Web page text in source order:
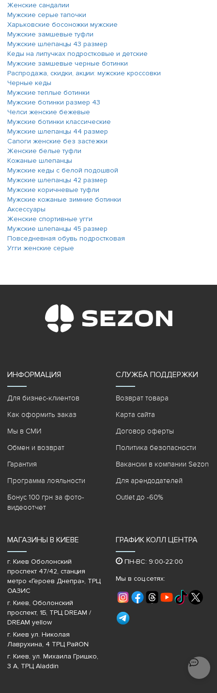
Женские сандалии
Мужские серые тапочки
Харьковские босоножки мужские
Мужские замшевые туфли
Мужские шлепанцы 43 размер
Кеды на липучках подростковые и детские
Мужские замшевые черные ботинки
Распродажа, скидки, акции: мужские кроссовки
Черные кеды
Мужские теплые ботинки
Мужские ботинки размер 43
Челси женские бежевые
Мужские ботинки классические
Мужские шлепанцы 44 размер
Сапоги женские без застежки
Женские белые туфли
Кожаные шлепанцы
Мужские кеды с белой подошвой
Мужские шлепанцы 42 размер
Мужские коричневые туфли
Мужские кожаные зимние ботинки
Аксессуары
Женские спортивные угги
Мужские шлепанцы 45 размер
Повседневная обувь подростковая
Угги женские серые
ИНФОРМАЦИЯ
Для бизнес-клиентов
Как оформить заказ
Мы в СМИ
Обмен и возврат
Гарантия
Программа лояльности
Бонус 100 грн за фото-
видеоотчет
СЛУЖБА ПОДДЕРЖКИ
Возврат товара
Карта сайта
Договор оферты
Политика безопасности
Вакансии в компании Sezon
Для арендодателей
Outlet до -60%
МАГАЗИНЫ В КИЕВЕ
г. Киев Оболонский
проспект 47/42, станция
метро «Героев Днепра»‎, ТРЦ
ОАЗИС
г. Киев, Оболонский
проспект, 1Б, ТРЦ DREAM /
DREAM yellow
г. Киев ул. Николая
Лаврухина, 4 ТРЦ РайON
г. Киев, ул. Михаила Гришко,
3 А, ТРЦ Aladdin
ГРАФИК КОЛЛ ЦЕНТРА
ПН-ВС: 9:00-22:00
Мы в соц.сетях: